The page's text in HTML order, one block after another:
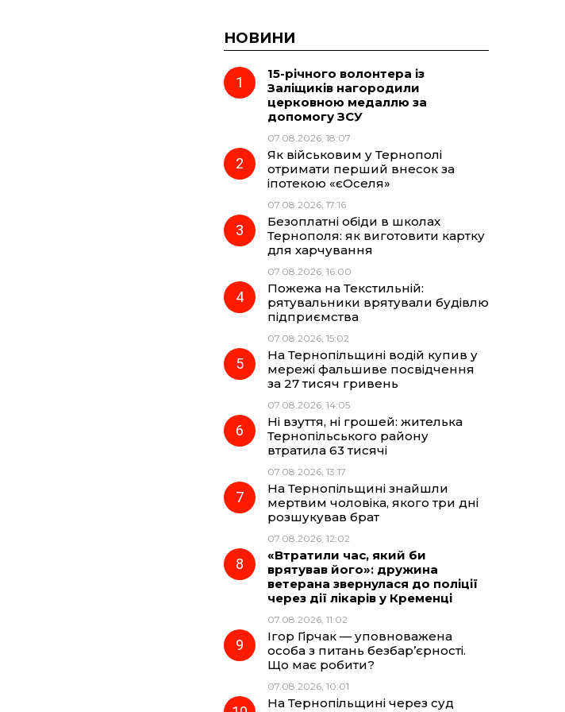
НОВИНИ
15-річного волонтера із
Заліщиків нагородили
церковною медаллю за
допомогу ЗСУ
07.08.2026, 18:07
Як військовим у Тернополі
отримати перший внесок за
іпотекою «єОселя»
07.08.2026, 17:16
Безоплатні обіди в школах
Тернополя: як виготовити картку
для харчування
07.08.2026, 16:00
Пожежа на Текстильній:
рятувальники врятували будівлю
підприємства
07.08.2026, 15:02
На Тернопільщині водій купив у
мережі фальшиве посвідчення
за 27 тисяч гривень
07.08.2026, 14:05
Ні взуття, ні грошей: жителька
Тернопільського району
втратила 63 тисячі
07.08.2026, 13:17
На Тернопільщині знайшли
мертвим чоловіка, якого три дні
розшукував брат
07.08.2026, 12:02
«Втратили час, який би
врятував його»: дружина
ветерана звернулася до поліції
через дії лікарів у Кременці
07.08.2026, 11:02
Ігор Гірчак — уповноважена
особа з питань безбар’єрності.
Що має робити?
07.08.2026, 10:01
На Тернопільщині через суд